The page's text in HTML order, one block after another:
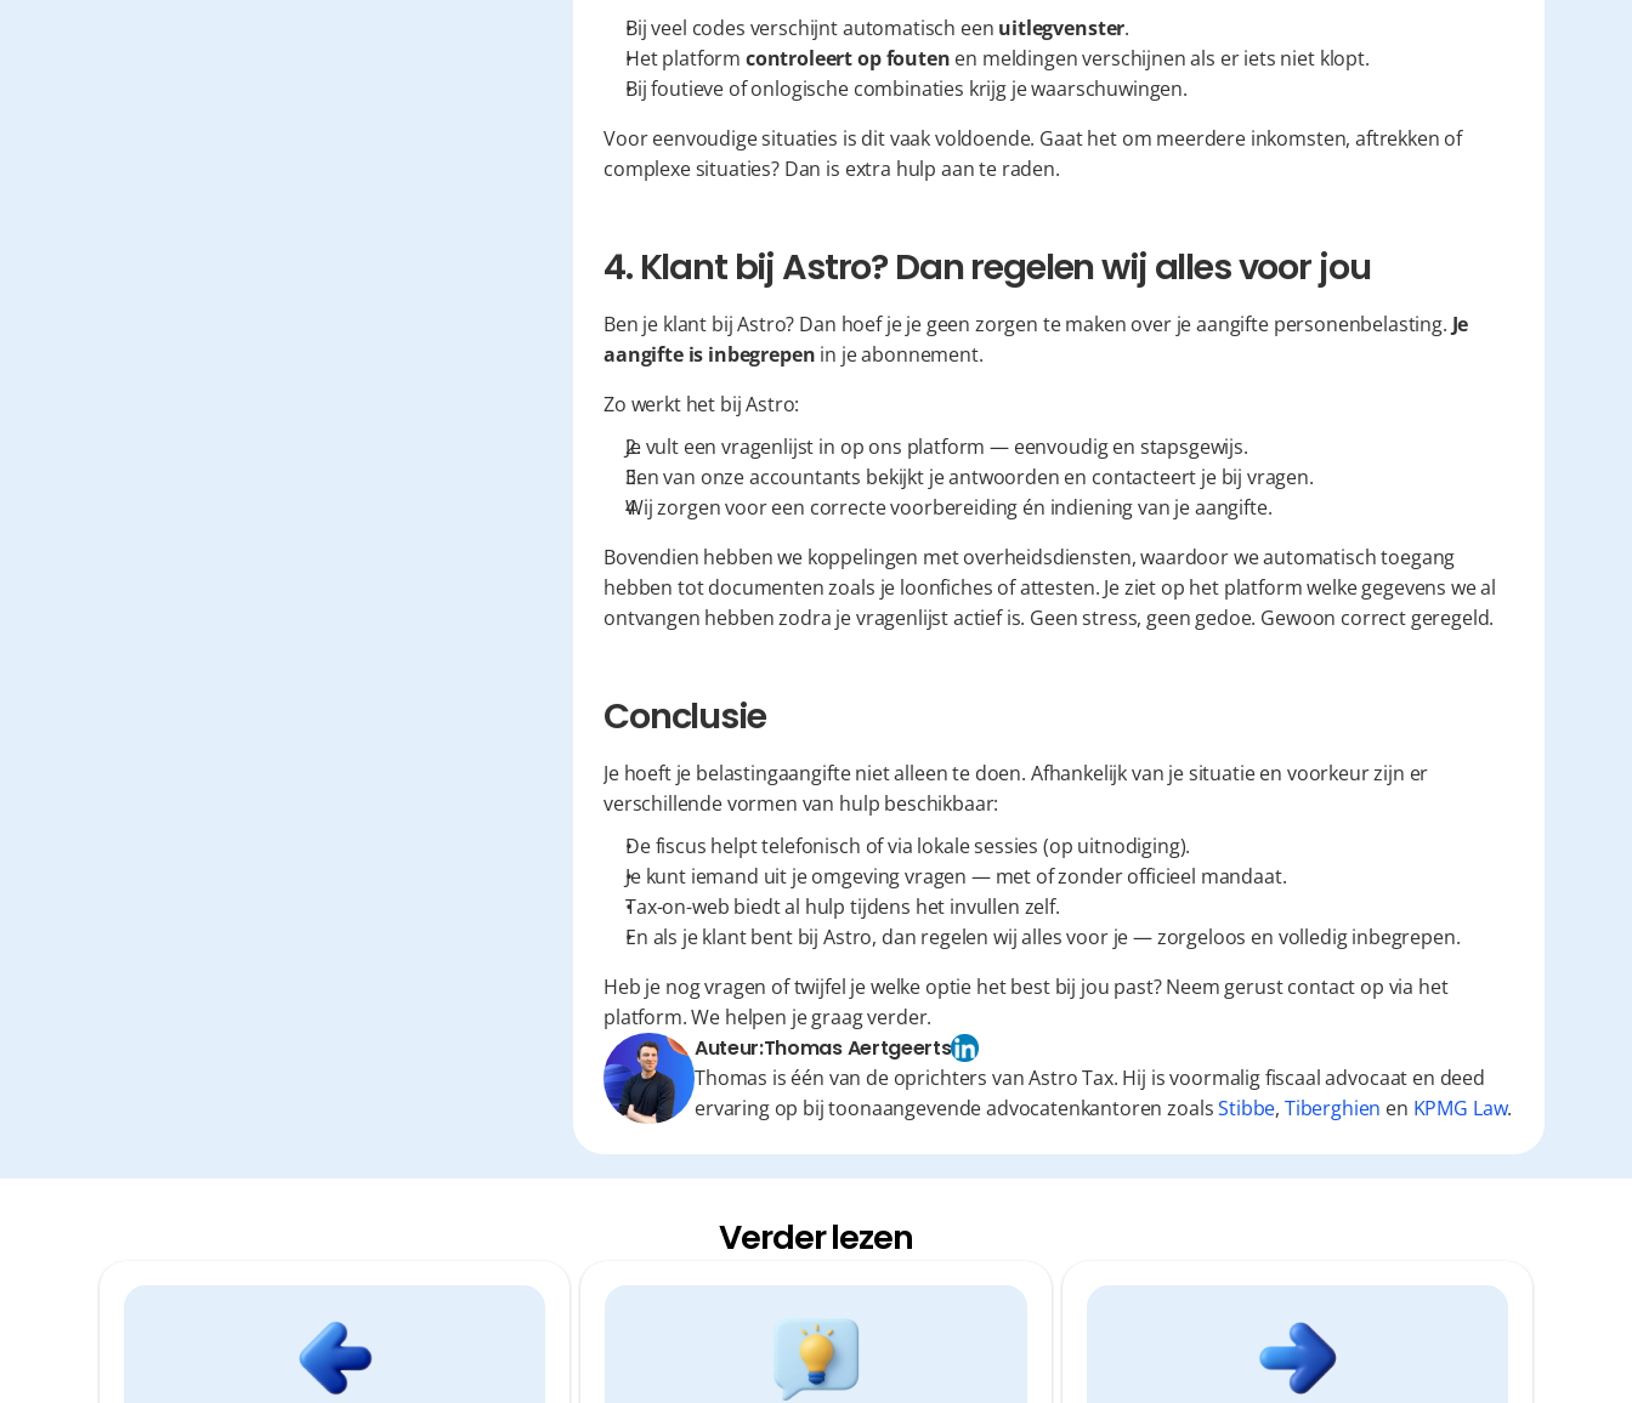
Bij veel codes verschijnt automatisch een uitlegvenster.
Het platform controleert op fouten en meldingen verschijnen als er iets niet klopt.
Bij foutieve of onlogische combinaties krijg je waarschuwingen.
Voor eenvoudige situaties is dit vaak voldoende. Gaat het om meerdere inkomsten, aftrekken of
complexe situaties? Dan is extra hulp aan te raden.
4. Klant bij Astro? Dan regelen wij alles voor jou
Ben je klant bij Astro? Dan hoef je je geen zorgen te maken over je aangifte personenbelasting. Je
aangifte is inbegrepen in je abonnement.
Zo werkt het bij Astro:
Je vult een vragenlijst in op ons platform — eenvoudig en stapsgewijs.
Een van onze accountants bekijkt je antwoorden en contacteert je bij vragen.
Wij zorgen voor een correcte voorbereiding én indiening van je aangifte.
Bovendien hebben we koppelingen met overheidsdiensten, waardoor we automatisch toegang
hebben tot documenten zoals je loonfiches of attesten. Je ziet op het platform welke gegevens we al
ontvangen hebben zodra je vragenlijst actief is. Geen stress, geen gedoe. Gewoon correct geregeld.
Conclusie
Je hoeft je belastingaangifte niet alleen te doen. Afhankelijk van je situatie en voorkeur zijn er
verschillende vormen van hulp beschikbaar:
De fiscus helpt telefonisch of via lokale sessies (op uitnodiging).
Je kunt iemand uit je omgeving vragen — met of zonder officieel mandaat.
Tax-on-web biedt al hulp tijdens het invullen zelf.
En als je klant bent bij Astro, dan regelen wij alles voor je — zorgeloos en volledig inbegrepen.
Heb je nog vragen of twijfel je welke optie het best bij jou past? Neem gerust contact op via het
platform. We helpen je graag verder.
Auteur:Thomas Aertgeerts
Thomas is één van de oprichters van Astro Tax. Hij is voormalig fiscaal advocaat en deed
ervaring op bij toonaangevende advocatenkantoren zoalsStibbe, Tiberghien en KPMG Law.
Verder lezen